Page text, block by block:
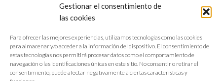
Gestionar el consentimiento de
las cookies
Para ofrecer las mejores experiencias, utilizamos tecnologías como las cookies
para almacenar y/o acceder a la información del dispositivo. El consentimiento de
estas tecnologías nos permitirá procesar datos como el comportamiento de
navegación o las identificaciones únicas en este sitio. No consentir o retirar el
consentimiento, puede afectar negativamente a ciertas características y